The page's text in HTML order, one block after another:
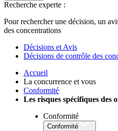
Recherche experte :
Pour rechercher une décision, un
des concentrations
Décisions et Avis
Décisions de contrôle des
Accueil
La concurrence et vous
Conformité
Les risques spécifiques des
Conformité
Conformité